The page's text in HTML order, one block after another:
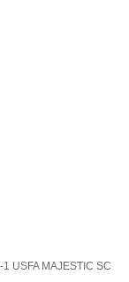
USFA MAJESTIC SC